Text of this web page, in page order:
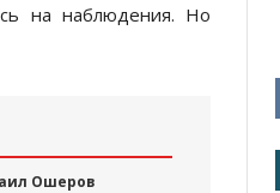
на наблюдения. Но
Ошеров